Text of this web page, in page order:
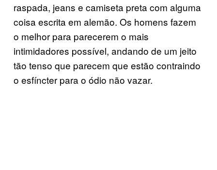
raspada, jeans e camiseta preta com alguma
coisa escrita em alemão. Os homens fazem
o melhor para parecerem o mais
intimidadores possível, andando de um jeito
tão tenso que parecem que estão contraindo
o esfíncter para o ódio não vazar.